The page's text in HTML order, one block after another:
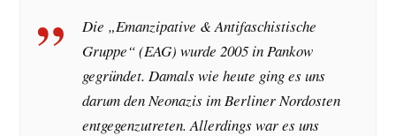
Die „Emanzipative & Antifaschistische
Gruppe“ (EAG) wurde 2005 in Pankow
gegründet. Damals wie heute ging es uns
darum den Neonazis im Berliner Nordosten
entgegenzutreten. Allerdings war es uns